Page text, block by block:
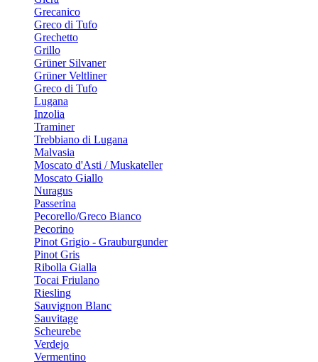
Grecanico
Greco di Tufo
Grechetto
Grillo
Grüner Silvaner
Grüner Veltliner
Greco di Tufo
Lugana
Inzolia
Traminer
Trebbiano di Lugana
Malvasia
Moscato d'Asti / Muskateller
Moscato Giallo
Nuragus
Passerina
Pecorello/Greco Bianco
Pecorino
Pinot Grigio - Grauburgunder
Pinot Gris
Ribolla Gialla
Tocai Friulano
Riesling
Sauvignon Blanc
Sauvitage
Scheurebe
Verdejo
Vermentino